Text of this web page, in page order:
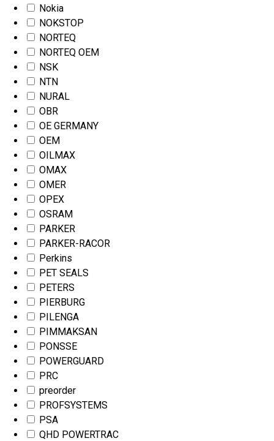
Nokia
NOKSTOP
NORTEQ
NORTEQ OEM
NSK
NTN
NURAL
OBR
OE GERMANY
OEM
OILMAX
OMAX
OMER
OPEX
OSRAM
PARKER
PARKER-RACOR
Perkins
PET SEALS
PETERS
PIERBURG
PILENGA
PIMMAKSAN
PONSSE
POWERGUARD
PRC
preorder
PROFSYSTEMS
PSA
QHD POWERTRAC